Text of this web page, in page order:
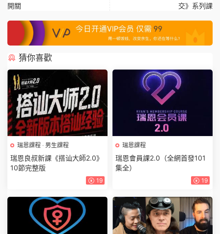
開關
交》系列課
猜你喜歡
瑞恩課程 · 男生課程
瑞恩良叔新課《搭讪大師2.0》
10節完整版
19
瑞恩課程
瑞恩會員課2.0（全網首發101
集全）
19